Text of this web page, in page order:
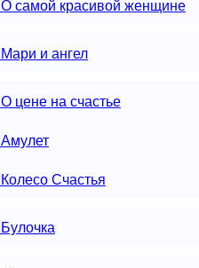
О самой красивой женщине
Мари и ангел
О цене на счастье
Амулет
Колесо Счастья
Булочка